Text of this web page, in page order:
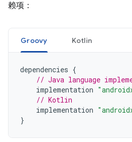
赖项：
Groovy Kotlin
dependencies {
// Java language
implementation
// Kotlin
implementation
}